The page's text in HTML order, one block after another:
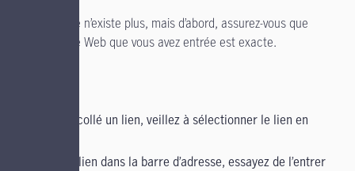
Il se peut qu’elle n’existe plus, mais d’abord, assurez-vous que
l’adresse du site Web que vous avez entrée est exacte.
copié et collé un lien, veillez à sélectionner le lien en
entré un lien dans la barre d’adresse, essayez de l’entrer